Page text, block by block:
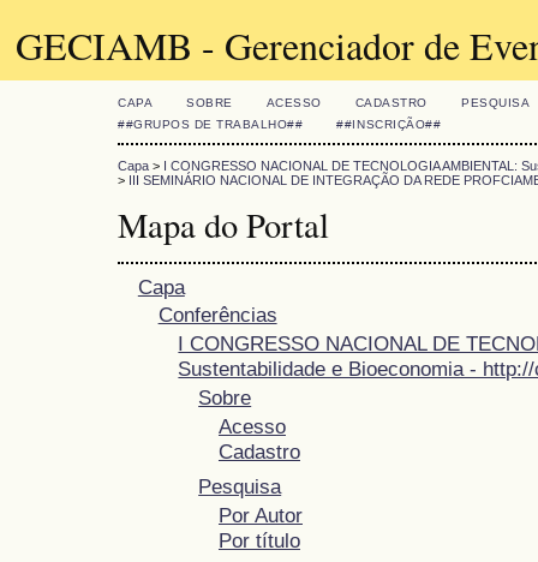
GECIAMB - Gerenciador de
CAPA SOBRE ACESSO CADASTRO
PESQUISA
##GRUPOS DE TRABALHO##
##INSCRIÇÃO##
Capa > I CONGRESSO NACIONAL DE TECNOLOGIA AMBIENTAL:
> III SEMINÁRIO NACIONAL DE INTEGRAÇÃO DA REDE
Mapa do Portal
Capa
Conferências
I CONGRESSO NACIONAL DE
Sustentabilidade e Bioeconomia -
Sobre
Acesso
Cadastro
Pesquisa
Por Autor
Por título